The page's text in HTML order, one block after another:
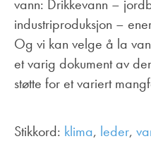
vann: Drikkevann –
industriproduksjon –
Og vi kan velge å la
et varig dokument av
støtte for et variert
Stikkord: klima, leder,